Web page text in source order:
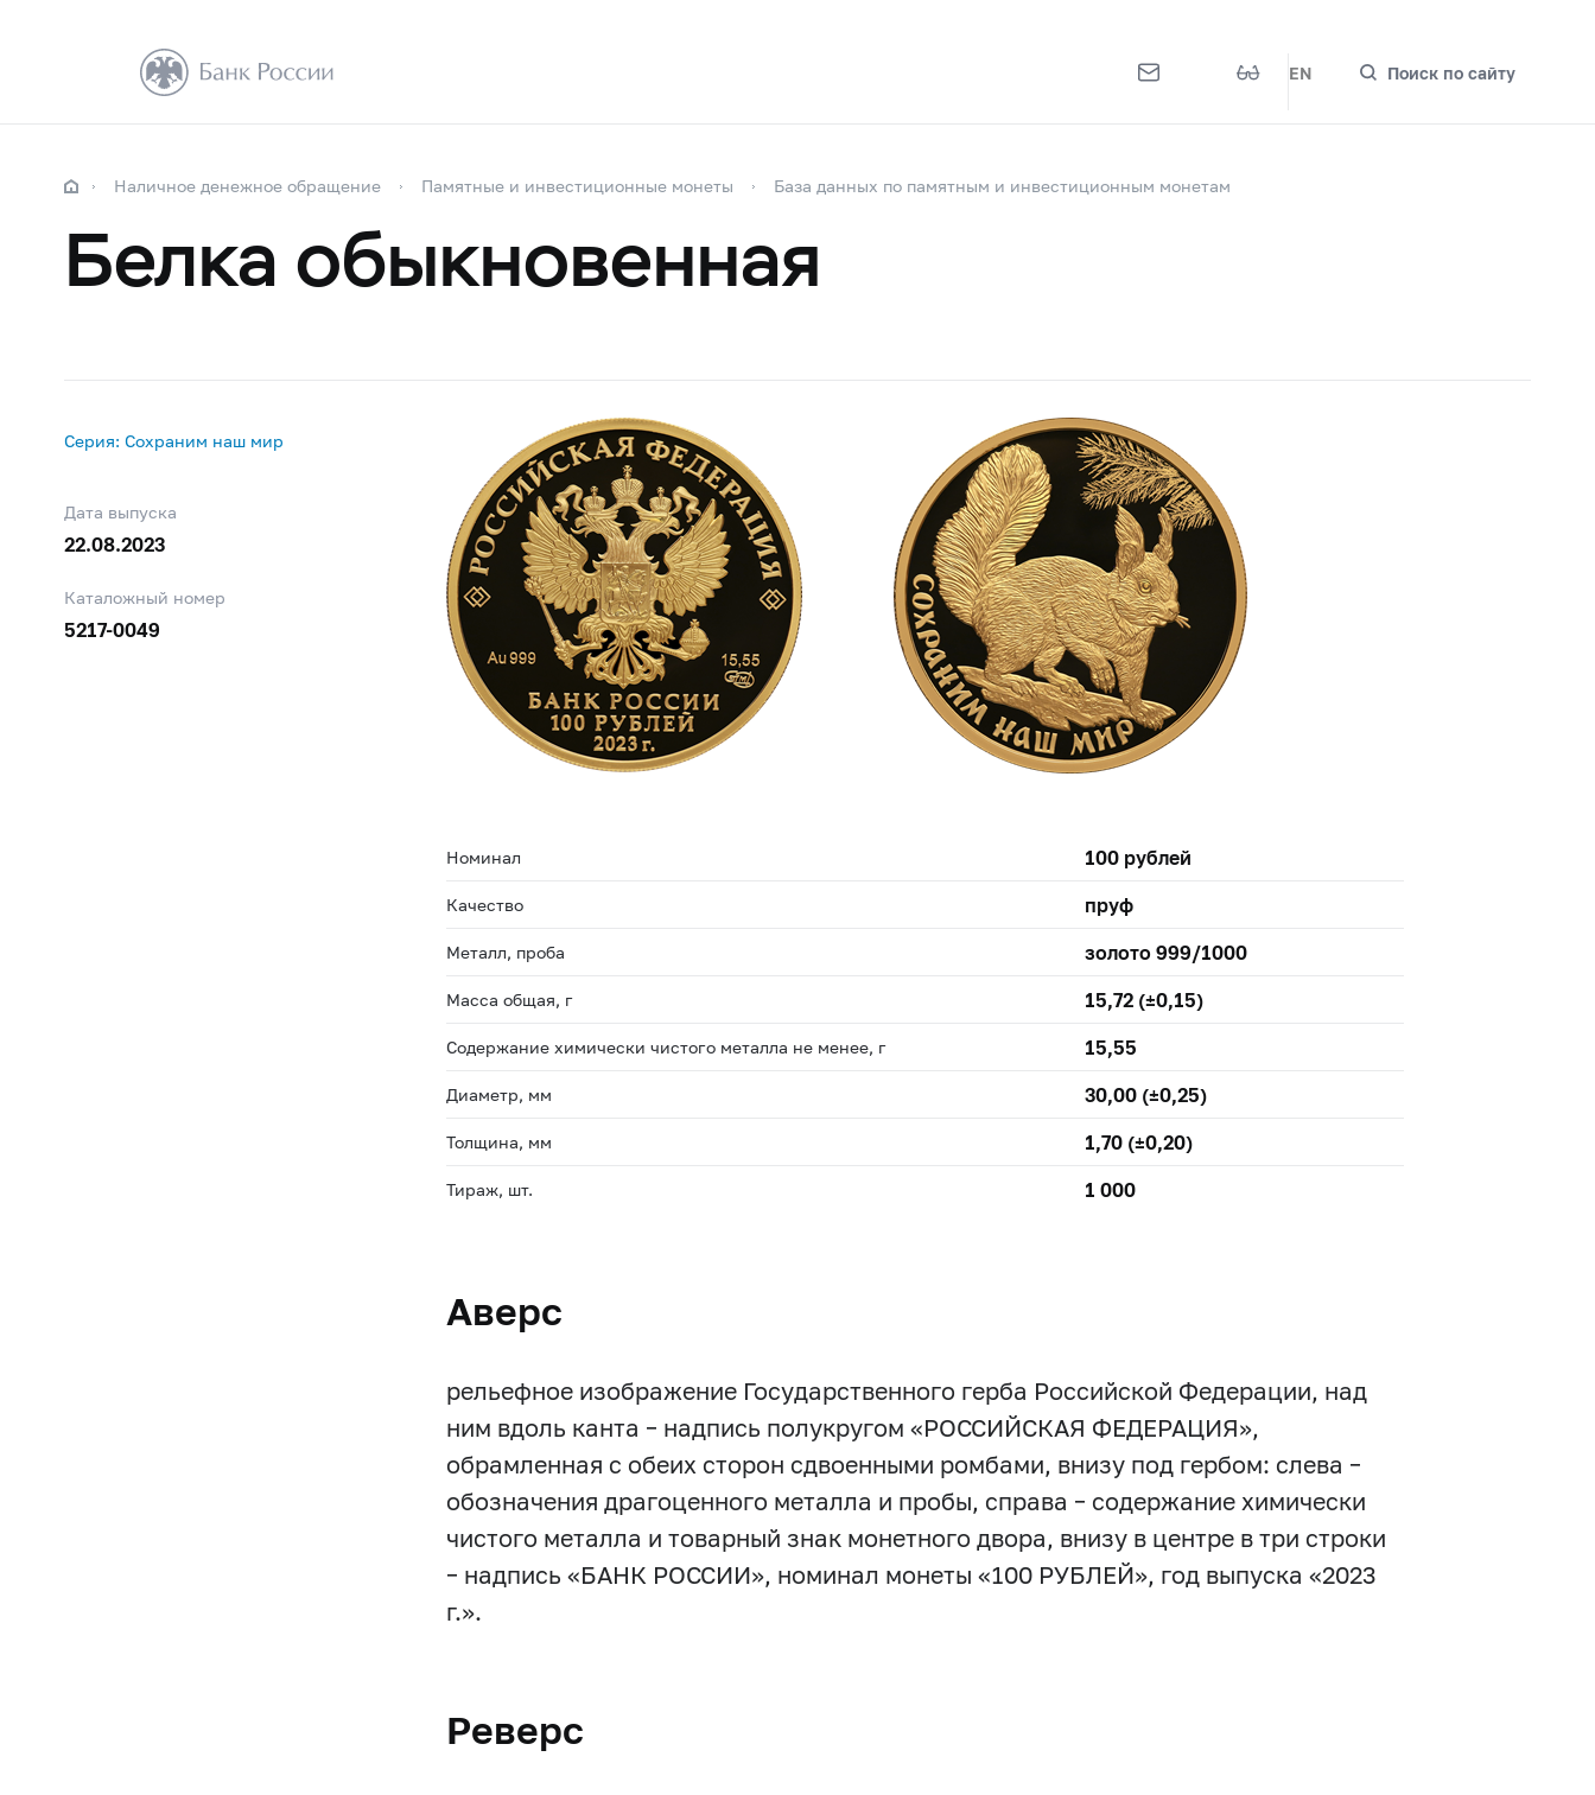
EN Поиск по сайту
Наличное денежное обращение Памятные и инвестиционные монеты База данных по памятным и инвестиционным монетам
Белка обыкновенная
Серия: Сохраним наш мир
Дата выпуска
22.08.2023
Каталожный номер
5217-0049
Номинал 100 рублей
Качество пруф
Металл, проба золото 999/1000
Масса общая, г 15,72 (±0,15)
Содержание химически чистого металла не менее, г 15,55
Диаметр, мм 30,00 (±0,25)
Толщина, мм 1,70 (±0,20)
Тираж, шт. 1 000
Аверс
рельефное изображение Государственного герба Российской Федерации, над
ним вдоль канта – надпись полукругом «РОССИЙСКАЯ ФЕДЕРАЦИЯ»,
обрамленная с обеих сторон сдвоенными ромбами, внизу под гербом: слева –
обозначения драгоценного металла и пробы, справа – содержание химически
чистого металла и товарный знак монетного двора, внизу в центре в три строки
– надпись «БАНК РОССИИ», номинал монеты «100 РУБЛЕЙ», год выпуска «2023
г.».
Реверс